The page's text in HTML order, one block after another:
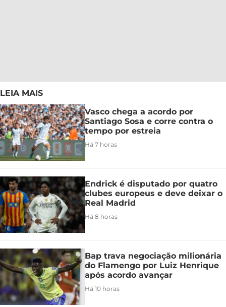
LEIA MAIS
Vasco chega a acordo por
Santiago Sosa e corre contra o
tempo por estreia
Há 7 horas
Endrick é disputado por quatro
clubes europeus e deve deixar o
Real Madrid
Há 8 horas
Bap trava negociação milionária
do Flamengo por Luiz Henrique
após acordo avançar
Há 10 horas